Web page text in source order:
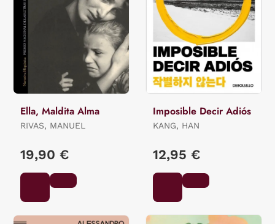
Ella, Maldita Alma
RIVAS, MANUEL
19,90 €
Imposible Decir Adiós
KANG, HAN
12,95 €